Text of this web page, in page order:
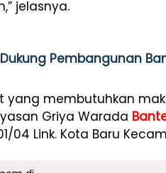
jelasnya.
Pembangunan
yang membutuhkan
Griya Warada
04 Link. Kota Baru